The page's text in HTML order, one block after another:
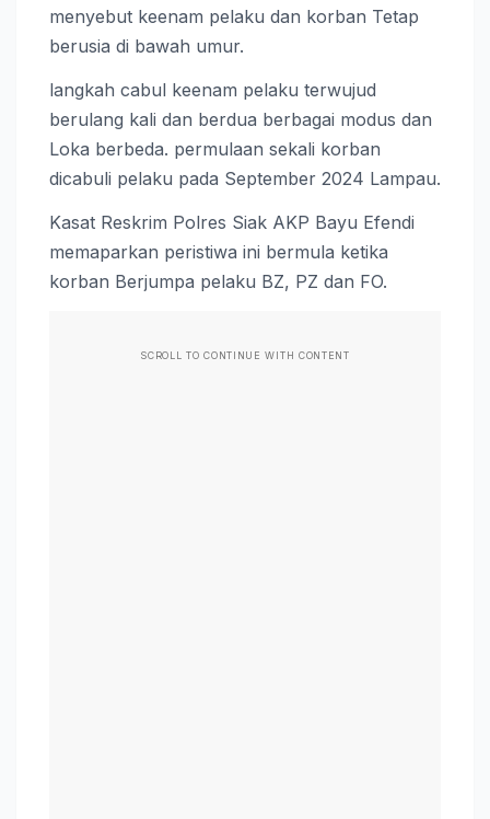
menyebut keenam pelaku dan korban Tetap
berusia di bawah umur.
langkah cabul keenam pelaku terwujud
berulang kali dan berdua berbagai modus dan
Loka berbeda. permulaan sekali korban
dicabuli pelaku pada September 2024 Lampau.
Kasat Reskrim Polres Siak AKP Bayu Efendi
memaparkan peristiwa ini bermula ketika
korban Berjumpa pelaku BZ, PZ dan FO.
SCROLL TO CONTINUE WITH CONTENT